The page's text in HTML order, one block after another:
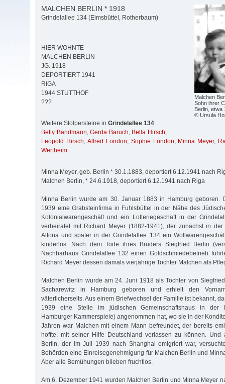
Malchen
Sohn ihrer
Berlin, etwa
© Ursula
MALCHEN BERLIN * 1918
Grindelallee 134 (Eimsbüttel, Rotherbaum)
HIER WOHNTE
MALCHEN BERLIN
JG. 1918
DEPORTIERT 1941
RIGA
1944 STUTTHOF
???
Weitere Stolpersteine in Grindelallee 134:
Betty Bandmann,Gerda Baruch, Bella Hirsch,
Leopold Hirsch, Alfred London, Sophie London, Minna Meyer,
Wertheim
Minna Meyer, geb. Berlin * 30.1.1883, deportiert 6.12.1941 nach
Malchen Berlin, * 24.6.1918, deportiert 6.12.1941 nach Riga
Minna Berlin wurde am 30. Januar 1883 in Hamburg geboren.
1939 eine Grabsteinfirma in Fuhlsbüttel in der Nähe des
Kolonialwarengeschäft und ein Lotteriegeschäft in der
verheiratet mit Richard Meyer (1882-1941), der zunächst in
Altona und später in der Grindelallee 134 ein
kinderlos. Nach dem Tode ihres Bruders Siegfried Berlin
Nachbarhaus Grindelallee 132 einen Goldschmiedebetrieb
Richard Meyer dessen damals vierjährige Tochter Malchen als
Malchen Berlin wurde am 24. Juni 1918 als Tochter von
Sacharewitz in Hamburg geboren und erhielt den
väterlicherseits. Aus einem Briefwechsel der Familie ist bekannt,
1939 eine Stelle im jüdischen Gemeinschaftshaus in der
Hamburger Kammerspiele) angenommen hat, wo sie in der
Jahren war Malchen mit einem Mann befreundet, der bereits
hoffte, mit seiner Hilfe Deutschland verlassen zu können. Und
Berlin, der im Juli 1939 nach Shanghai emigriert war,
Behörden eine Einreisegenehmigung für Malchen Berlin und
Aber alle Bemühungen blieben fruchtlos.
Am 6. Dezember 1941 wurden Malchen Berlin und Minna Meyer